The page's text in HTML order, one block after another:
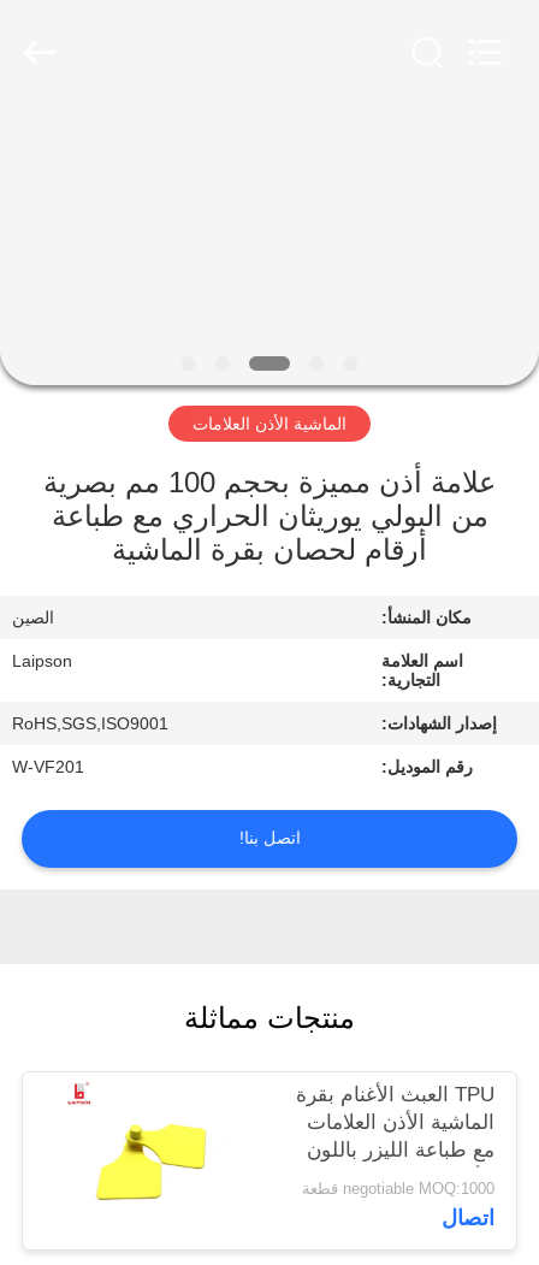
عنا
المعمل
مراقبة
اتصل
أخبار
الموقع
PRIVACY
POLICY
الماشية الأذن العلامات
علامة أذن مميزة بحجم 100 مم بصرية
من البولي يوريثان الحراري مع طباعة
أرقام لحصان بقرة الماشية
مكان المنشأ: الصين
اسم العلامة
التجارية:
Laipson
إصدار الشهادات: RoHS,SGS,ISO9001
رقم الموديل: W-VF201
اتصل بنا!
منتجات مماثلة
TPU العبث الأغنام بقرة
الماشية الأذن العلامات
مع طباعة الليزر باللون
الأصفر
negotiable MOQ:1000 قطعة
اتصال